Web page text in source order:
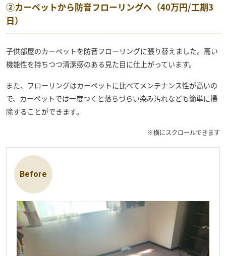
②カーペットから防音フローリングへ（40万円/工期3
日）
子供部屋のカーペットを防音フローリングに張り替えました。高い
機能性を持ちつつ清潔感のある見た目に仕上がっています。
また、フローリングはカーペットに比べてメンテナンス性が高いの
で、カーペットでは一度つくと落ちづらい染み汚れなども簡単に掃
除することができます。
※横にスクロールできます